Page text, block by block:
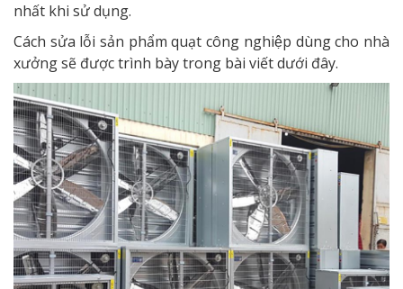
nhất khi sử dụng.
Cách sửa lỗi sản phẩm quạt công nghiệp dùng cho nhà
xưởng sẽ được trình bày trong bài viết dưới đây.